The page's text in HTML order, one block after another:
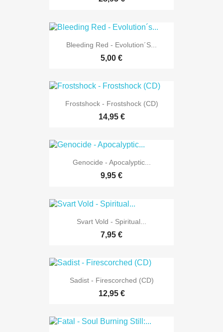
Bleeding Red - Evolution´s...
5,00 €
Frostshock - Frostshock (CD)
14,95 €
Genocide - Apocalyptic...
9,95 €
Svart Vold - Spiritual...
7,95 €
Sadist - Firescorched (CD)
12,95 €